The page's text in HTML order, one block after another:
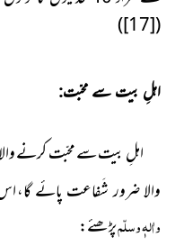
(
[17]
)
اہلِ بیت سے محبّت:
اہلِ بیت سے محبّت کرنے
والا ضرور شَفاعت پائے گا،اس
واٰلہٖ وسلّمپڑھئے: